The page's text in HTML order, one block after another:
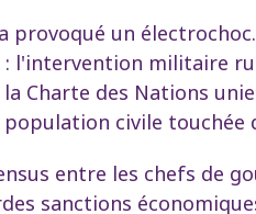
provoqué un
l'intervention militaire
Charte des Nations
population civile
entre les chefs de
sanctions